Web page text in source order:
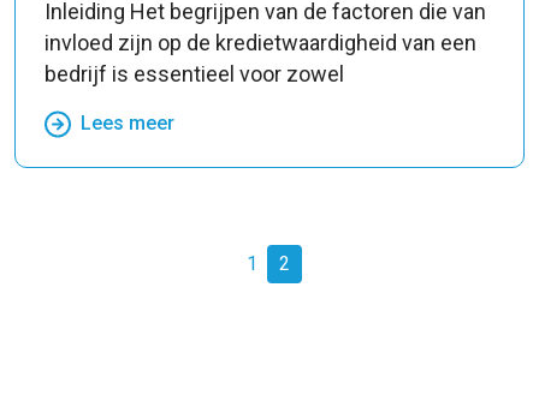
Inleiding Het begrijpen van de factoren die van
invloed zijn op de kredietwaardigheid van een
bedrijf is essentieel voor zowel
Lees meer
1 2